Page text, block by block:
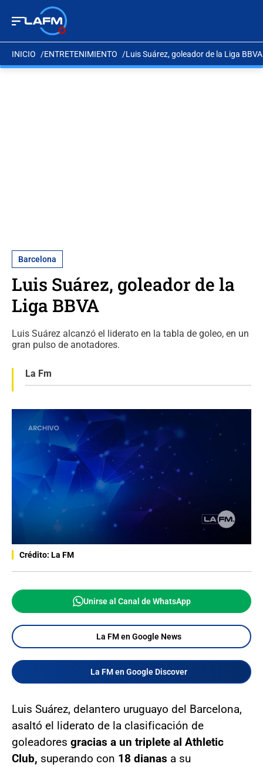
INICIO ENTRETENIMIENTO Luis Suárez, goleador de la Liga BBVA
Barcelona
Luis Suárez, goleador de la
Liga BBVA
Luis Suárez alcanzó el liderato en la tabla de goleo, en un
gran pulso de anotadores.
La Fm
Crédito: La FM
Unirse al Canal de WhatsApp
La FM en Google News
La FM en Google Discover
Luis Suárez, delantero uruguayo del Barcelona,
asaltó el liderato de la clasificación de
goleadores gracias a un triplete al Athletic
Club, superando con 18 dianas a su